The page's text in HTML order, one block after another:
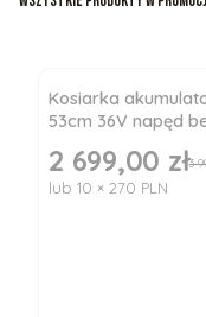
Kosiarka
53cm 36V napęd
Cena promocyjna
2 699,00 zł3
lub 10 × 270 PLN